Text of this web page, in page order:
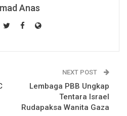
Anas
NEXT POST
Lembaga PBB Ungkap
Tentara Israel
Rudapaksa Wanita Gaza